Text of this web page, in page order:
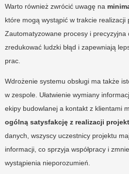
Warto również zwrócić uwagę na
które mogą wystąpić w trakcie realizacji
Zautomatyzowane procesy i
zredukować ludzki błąd i zapewniają
prac.
Wdrożenie systemu obsługi ma także
w zespole. Ułatwienie wymiany
ekipy budowlanej a kontakt z klientami
ogólną satysfakcję z realizacji
danych, wszyscy uczestnicy projektu
informacji, co sprzyja współpracy i
wystąpienia nieporozumień.